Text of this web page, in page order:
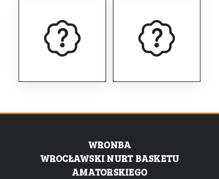
WRONBA
WROCŁAWSKI NURT BASKETU
AMATORSKIEGO